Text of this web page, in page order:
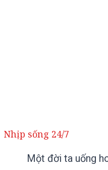
Nhịp sống 24/7
Một đời ta uống